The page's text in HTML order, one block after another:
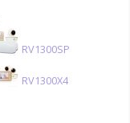
RV1300SP2
RV1300X4